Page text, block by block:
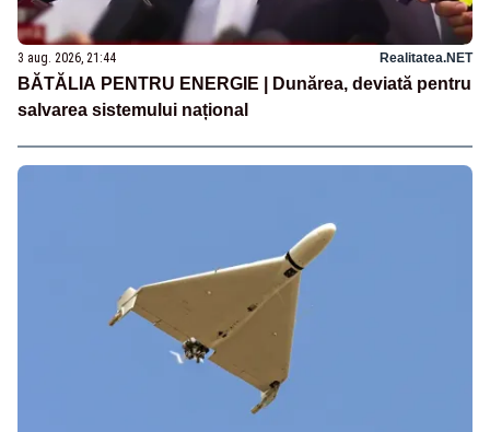
3 aug. 2026, 21:44 Realitatea.NET
BĂTĂLIA PENTRU ENERGIE | Dunărea, deviată pentru
salvarea sistemului național